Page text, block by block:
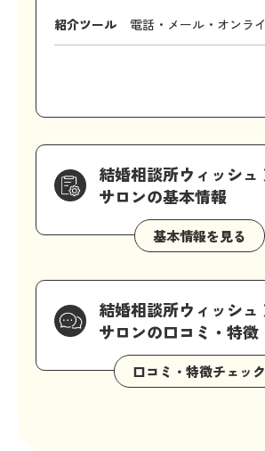
紹介ツール 電話・メール・オンラ
結婚相談所ウィッシュ
サロンの基本情報
結婚相談所ウィッシュ
サロンの口コミ・特徴